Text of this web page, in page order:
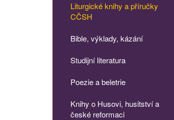
Liturgické knihy a příručky
CČSH
Bible, výklady, kázání
Studijní literatura
Poezie a beletrie
Knihy o Husovi, husitství a
české reformaci